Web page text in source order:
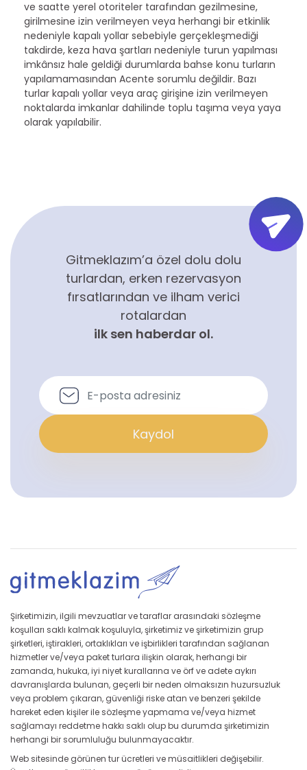
ve saatte yerel otoriteler tarafından gezilmesine,
girilmesine izin verilmeyen veya herhangi bir etkinlik
nedeniyle kapalı yollar sebebiyle gerçekleşmediği
takdirde, keza hava şartları nedeniyle turun yapılması
imkânsız hale geldiği durumlarda bahse konu turların
yapılamamasından Acente sorumlu değildir. Bazı
turlar kapalı yollar veya araç girişine izin verilmeyen
noktalarda imkanlar dahilinde toplu taşıma veya yaya
olarak yapılabilir.
Gitmeklazım’a özel dolu dolu
turlardan, erken rezervasyon
fırsatlarından ve ilham verici
rotalardan
ilk sen haberdar ol.
Kaydol
Şirketimizin, ilgili mevzuatlar ve taraflar arasındaki sözleşme
koşulları saklı kalmak koşuluyla, şirketimiz ve şirketimizin grup
şirketleri, iştirakleri, ortaklıkları ve işbirlikleri tarafından sağlanan
hizmetler ve/veya paket turlara ilişkin olarak, herhangi bir
zamanda, hukuka, iyi niyet kurallarına ve örf ve adete aykırı
davranışlarda bulunan, geçerli bir neden olmaksızın huzursuzluk
veya problem çıkaran, güvenliği riske atan ve benzeri şekilde
hareket eden kişiler ile sözleşme yapmama ve/veya hizmet
sağlamayı reddetme hakkı saklı olup bu durumda şirketimizin
herhangi bir sorumluluğu bulunmayacaktır.
Web sitesinde görünen tur ücretleri ve müsaitlikleri değişebilir.